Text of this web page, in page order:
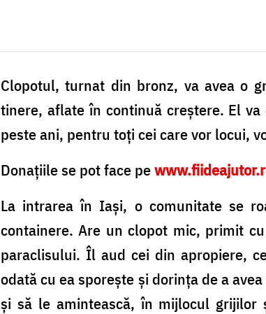
Clopotul, turnat din bronz, va avea o
tinere, aflate în continuă creștere. El
peste ani, pentru toți cei care vor locui,
Donațiile se pot face pe
La intrarea în Iași, o comunitate se
containere. Are un clopot mic, primit
paraclisului. Îl aud cei din apropiere,
odată cu ea sporește și dorința de a
și să le amintească, în mijlocul grijilor